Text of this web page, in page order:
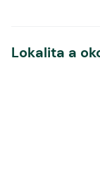
Lokalita a